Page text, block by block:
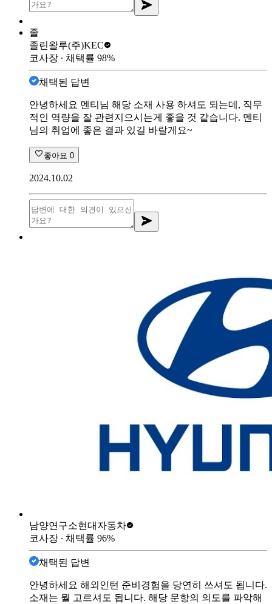
졸
졸린왈루(주)KEC
코사장 ∙ 채택률 98%
채택된 답변
안녕하세요 멘티님 해당 소재 사용 하셔도 되는데, 직무
적인 역량을 잘 관련지으시는게 좋을 것 같습니다. 멘티
님의 취업에 좋은 결과 있길 바랄게요~
좋아요 0
2024.10.02
남양연구소현대자동차
코사장 ∙ 채택률 96%
채택된 답변
안녕하세요 해외인턴 준비경험을 당연히 쓰셔도 됩니다.
소재는 뭘 고르셔도 됩니다. 해당 문항의 의도를 파악해